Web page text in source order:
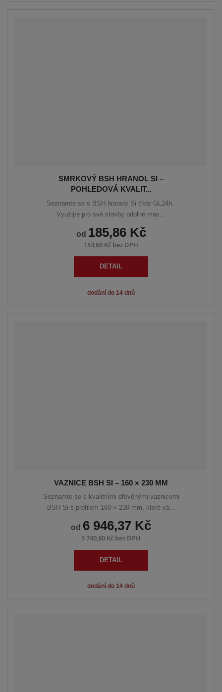
SMRKOVÝ BSH HRANOL SI –
POHLEDOVÁ KVALIT...
od 185,86 Kč
153,60 Kč bez DPH
DETAIL
dodání do 14 dnů
Seznamte se s BSH hranoly Si třídy GL24h.
Využijte pro své stavby odolné mas...
VAZNICE BSH SI – 160 × 230 MM
od 6 946,37 Kč
5 740,80 Kč bez DPH
DETAIL
dodání do 14 dnů
Seznamte se s kvalitními dřevěnými vaznicemi
BSH Si s profilem 160 × 230 mm, které vá...